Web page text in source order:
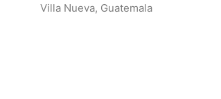
Villa Nueva, Guatemala